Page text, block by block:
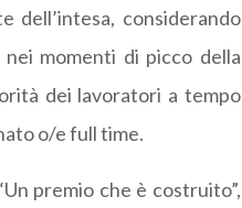
dell’intesa, considerando
momenti di picco della
dei lavoratori a tempo
o/e full time.
premio che è costruito”,